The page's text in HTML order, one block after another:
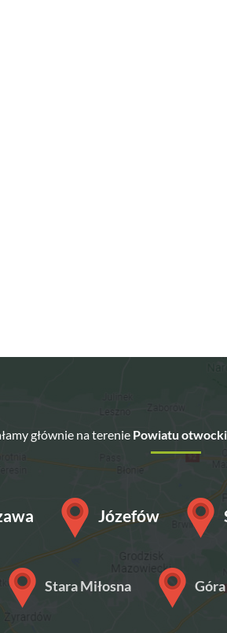
głównie na terenie Powiatu
Józefów
Stara Miłosna